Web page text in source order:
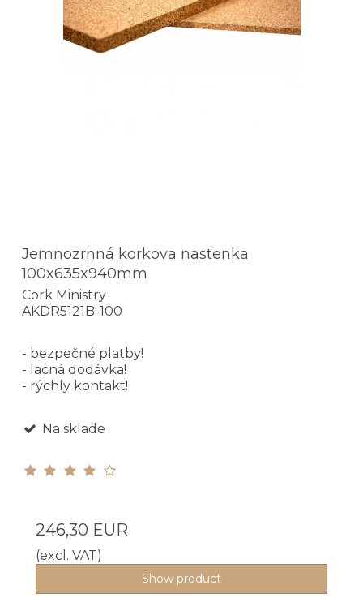
Jemnozrnná korkova nastenka
100x635x940mm
Cork Ministry
AKDR5121B-100
- bezpečné platby!
- lacná dodávka!
- rýchly kontakt!
Na sklade
246,30 EUR
(excl. VAT)
Show product